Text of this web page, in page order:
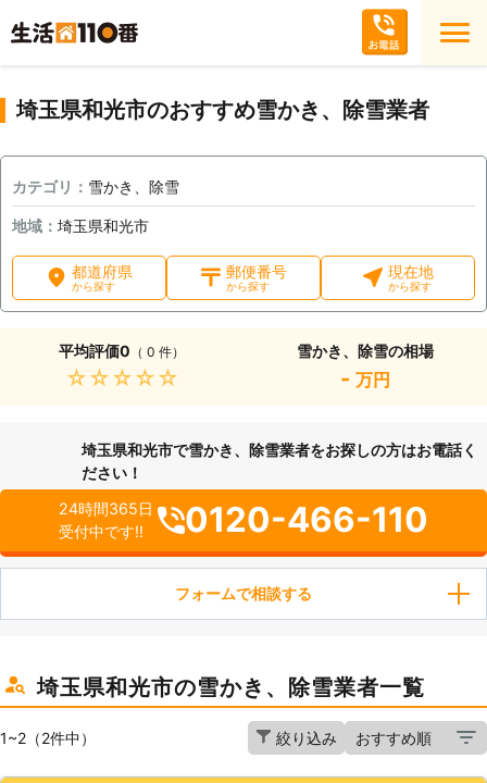
埼玉県和光市のおすすめ雪かき、除雪業者
カテゴリ： 雪かき、除雪
地域： 埼玉県和光市
都道府県
から探す
郵便番号
から探す
現在地
から探す
平均評価0 （ 0 件）
★★★★★
雪かき、除雪の相場
- 万円
埼玉県和光市で雪かき、除雪業者をお探しの方はお電話く
ださい！
24時間365日
受付中です!!
0120-466-110
フォームで相談する
埼玉県和光市の雪かき、除雪業者一覧
1~2（2件中） 絞り込み